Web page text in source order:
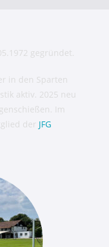
gegründet.
in den Sparten
aktiv. 2025 neu
Im
der JFG